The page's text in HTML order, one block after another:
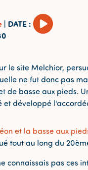
| DATE :
le site Melchior,
ne fut donc pas
basse aux pieds.
développé
et la basse aux
tout au long du
connaissais pas